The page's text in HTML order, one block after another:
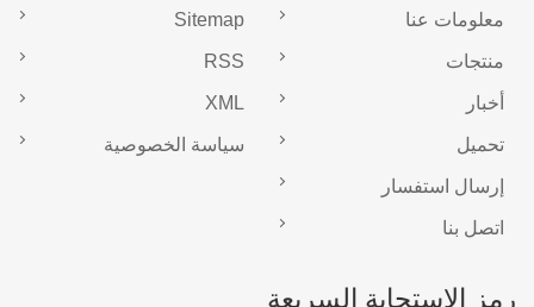
معلومات عنا
منتجات
أخبار
تحميل
إرسال استفسار
اتصل بنا
Sitemap
RSS
XML
سياسة الخصوصية
رمز الاستجابة السريعة